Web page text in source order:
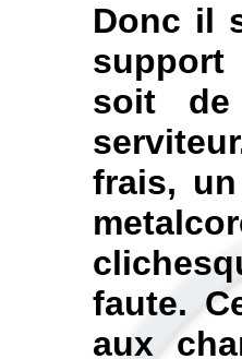
Donc il
soit
frais,
faute.
aux